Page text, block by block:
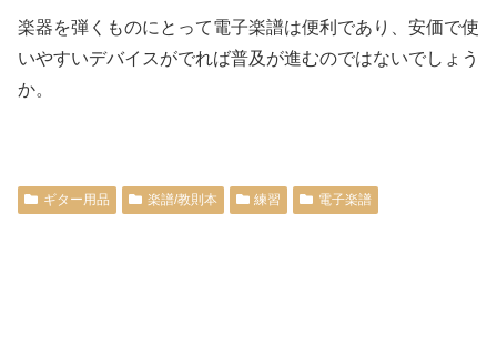
楽器を弾くものにとって電子楽譜は便利であり、安価で使
いやすいデバイスがでれば普及が進むのではないでしょう
か。
ギター用品 楽譜/教則本 練習 電子楽譜